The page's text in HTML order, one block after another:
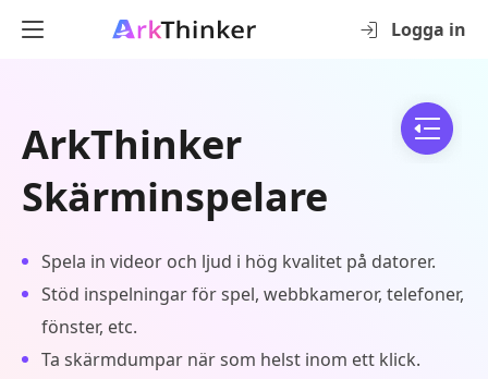
Logga in
ArkThinker
Skärminspelare
Spela in videor och ljud i hög kvalitet på datorer.
Stöd inspelningar för spel, webbkameror, telefoner,
fönster, etc.
Ta skärmdumpar när som helst inom ett klick.